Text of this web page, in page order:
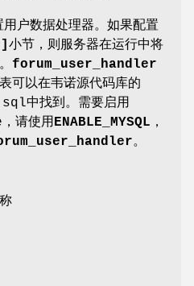
用户数据处理器。如果配置
小节，则服务器在运行中将
forum_user_handler
可以在韦诺源代码库的
找到。需要启用
请使用ENABLE_MYSQL ，
。